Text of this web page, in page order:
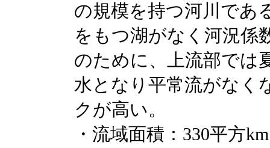
の規模を持つ河川であ
をもつ湖がなく河況係
のために、上流部では
水となり平常流がなく
クが高い。
・流域面積：330平方km